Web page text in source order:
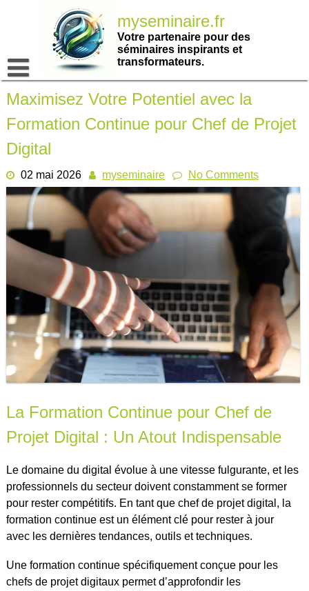
myseminaire.fr
Votre partenaire pour des
séminaires inspirants et
transformateurs.
Maximisez Votre Potentiel avec la
Formation Continue pour Chef de Projet
Digital
02 mai 2026 myseminaire No Comments
La Formation Continue pour Chef de
Projet Digital : Un Atout Indispensable
Le domaine du digital évolue à une vitesse fulgurante, et les
professionnels du secteur doivent constamment se former
pour rester compétitifs. En tant que chef de projet digital, la
formation continue est un élément clé pour rester à jour
avec les dernières tendances, outils et techniques.
Une formation continue spécifiquement conçue pour les
chefs de projet digitaux permet d’approfondir les